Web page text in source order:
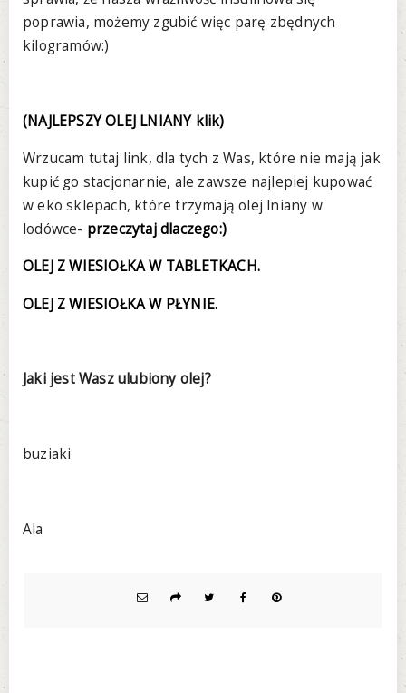
poprawia, możemy zgubić więc parę zbędnych
kilogramów:)
(NAJLEPSZY OLEJ LNIANY klik)
Wrzucam tutaj link, dla tych z Was, które nie mają jak
kupić go stacjonarnie, ale zawsze najlepiej kupować
w eko sklepach, które trzymają olej lniany w
lodówce- przeczytaj dlaczego:)
OLEJ Z WIESIOŁKA W TABLETKACH.
OLEJ Z WIESIOŁKA W PŁYNIE.
Jaki jest Wasz ulubiony olej?
buziaki
Ala